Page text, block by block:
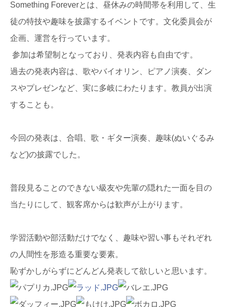
Something Foreverとは、昼休みの時間帯を利用して、生
徒の特技や趣味を披露するイベントです。文化委員会が
企画、運営を行っています。
参加は希望制となっており、発表内容も自由です。
過去の発表内容は、歌やバイオリン、ピアノ演奏、ダン
スやプレゼンなど、実に多岐にわたります。教員が出演
することも。
今回の発表は、合唱、歌・ギター演奏、趣味(ぬいぐるみ
など)の披露でした。
普段見ることのできない級友や先輩の隠れた一面を目の
当たりにして、観客席からは歓声が上がります。
学習活動や部活動だけでなく、趣味や習い事もそれぞれ
の人間性を形造る重要な要素。
恥ずかしがらずにどんどん発表して欲しいと思います。